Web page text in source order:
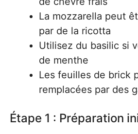
La mozzarella peut
par de la ricotta
Utilisez du basilic si
de menthe
Les feuilles de brick
remplacées par des
Étape 1 : Préparation